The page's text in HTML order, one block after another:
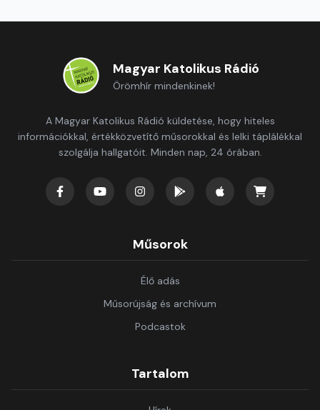
Magyar Katolikus Rádió
Örömhír mindenkinek!
A Magyar Katolikus Rádió küldetése, hogy hiteles
információkkal, értékközvetítő műsorokkal és lelki táplálékkal
szolgálja hallgatóit. Minden nap, 24 órában.
Műsorok
Élő adás
Műsorújság és archívum
Podcastok
Tartalom